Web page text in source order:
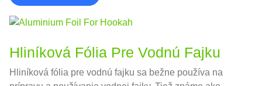
Hliníková Fólia Pre Vodnú Fajku
Hliníková fólia pre vodnú fajku sa bežne používa na